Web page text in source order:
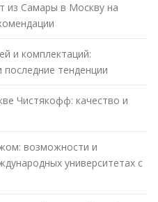
из Самары в Москву на
и комплектаций:
последние тенденции
Чистякофф: качество и
возможности и
университетах с